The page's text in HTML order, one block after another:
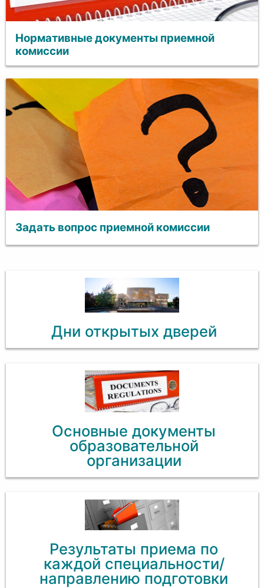
Нормативные документы приемной
комиссии
Задать вопрос приемной комиссии
Дни открытых дверей
Основные документы
образовательной
организации
Результаты приема по
каждой специальности/
направлению подготовки